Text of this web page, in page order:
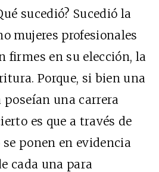
sucedió? Sucedió la
mujeres profesionales
firmes en su elección, la
Porque, si bien una
poseían una carrera
es que a través de
ponen en evidencia
cada una para